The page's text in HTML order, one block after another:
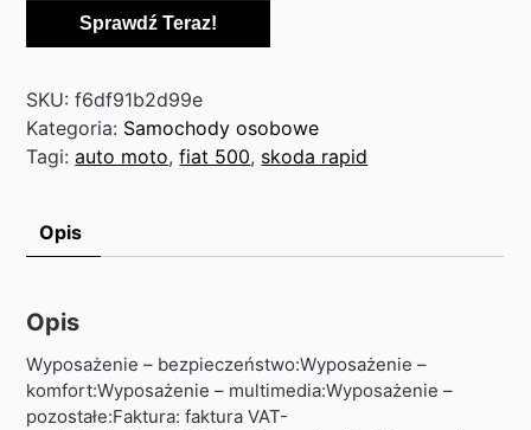
Sprawdź Teraz!
SKU:f6df91b2d99e
Kategoria: Samochody osobowe
Tagi:auto moto,fiat 500, skoda rapid
Opis
Opis
Wyposażenie – bezpieczeństwo:Wyposażenie –
komfort:Wyposażenie – multimedia:Wyposażenie –
pozostałe:Faktura: faktura VAT-